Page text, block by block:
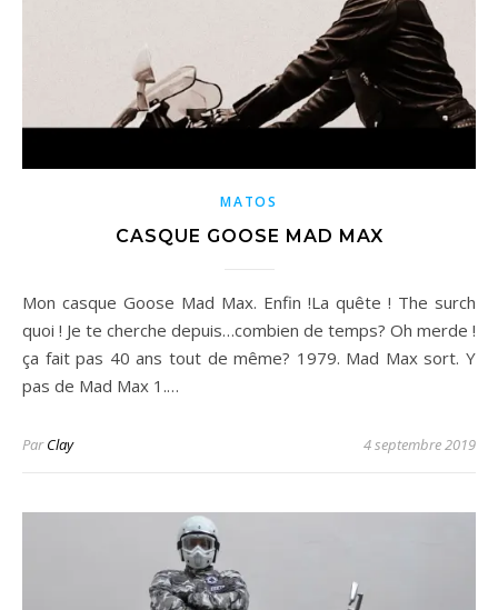
MATOS
CASQUE GOOSE MAD MAX
Mon casque Goose Mad Max. Enfin !La quête ! The surch
quoi ! Je te cherche depuis…combien de temps? Oh merde !
ça fait pas 40 ans tout de même? 1979. Mad Max sort. Y
pas de Mad Max 1.…
ParClay 4 septembre 2019